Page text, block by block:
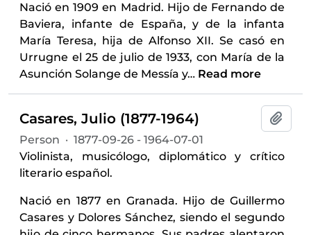
Nació en 1909 en Madrid. Hijo de Fernando de
Baviera, infante de España, y de la infanta
María Teresa, hija de Alfonso XII. Se casó en
Urrugne el 25 de julio de 1933, con María de la
Asunción Solange de Messía y… Read more
Casares, Julio (1877-1964)
Person · 1877-09-26 - 1964-07-01
Violinista, musicólogo, diplomático y crítico
literario español.
Nació en 1877 en Granada. Hijo de Guillermo
Casares y Dolores Sánchez, siendo el segundo